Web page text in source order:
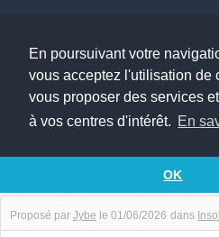
En poursuivant votre
vous acceptez l'utilisation de
vous proposer des services
à vos centres d'intérêt. En
OK
La peur des machines à
Proposé par Jybe le 01/06/2026 dans